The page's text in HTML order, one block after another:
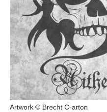
Artwork © Brecht C-arton